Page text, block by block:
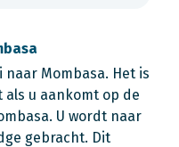
naar Mombasa. Het is
u aankomt op de
U wordt naar
gebracht. Dit